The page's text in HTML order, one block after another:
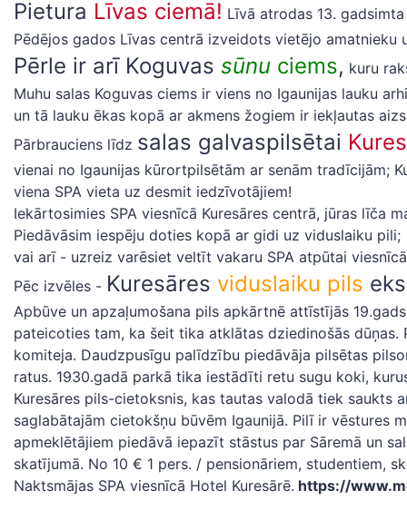
Pietura Līvas ciemā! Līvā atrodas 13.
Pēdējos gados Līvas centrā izveidots vietējo
Pērle ir arī Koguvas sūnu ciems, kuru
Muhu salas Koguvas ciems ir viens no Igaunijas lauku
un tā lauku ēkas kopā ar akmens žogiem ir iekļautas
Pārbrauciens līdz salas galvaspilsētai
vienai no Igaunijas kūrortpilsētām ar senām tradīcijām;
viena SPA vieta uz desmit iedzīvotājiem!
Iekārtosimies SPA viesnīcā Kuresāres centrā, jūras līča
Piedāvāsim iespēju doties kopā ar gidi uz viduslaiku pili;
vai arī - uzreiz varēsiet veltīt vakaru SPA atpūtai
Pēc izvēles - Kuresāres viduslaiku pils
Apbūve un apzaļumošana pils apkārtnē attīstījās
pateicoties tam, ka šeit tika atklātas dziedinošās
komiteja. Daudzpusīgu palīdzību piedāvāja pilsētas
ratus. 1930.gadā parkā tika iestādīti retu sugu koki,
Kuresāres pils-cietoksnis, kas tautas valodā tiek saukts
saglabātajām cietokšņu būvēm Igaunijā. Pilī ir vēstures
apmeklētājiem piedāvā iepazīt stāstus par Sāremā un
skatījumā. No 10 € 1 pers. / pensionāriem, studentiem,
Naktsmājas SPA viesnīcā Hotel Kuresārē. https://